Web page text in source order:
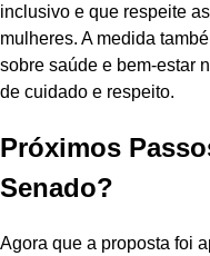
inclusivo e que respeite
mulheres. A medida
sobre saúde e bem-estar
de cuidado e respeito.
Próximos
Senado?
Agora que a proposta foi